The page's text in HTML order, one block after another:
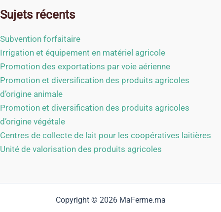
Sujets récents
Subvention forfaitaire
Irrigation et équipement en matériel agricole
Promotion des exportations par voie aérienne
Promotion et diversification des produits agricoles
d’origine animale
Promotion et diversification des produits agricoles
d’origine végétale
Centres de collecte de lait pour les coopératives laitières
Unité de valorisation des produits agricoles
Copyright © 2026 MaFerme.ma